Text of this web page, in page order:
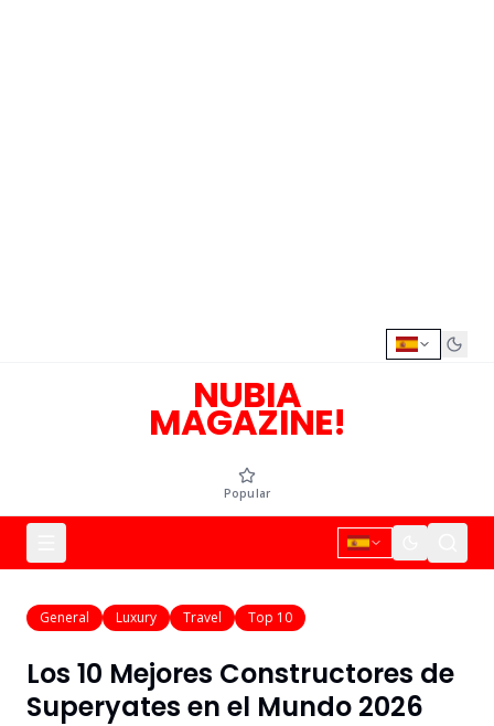
NUBIA
MAGAZINE!
Popular
General Luxury Travel Top 10
Los 10 Mejores Constructores de
Superyates en el Mundo 2026